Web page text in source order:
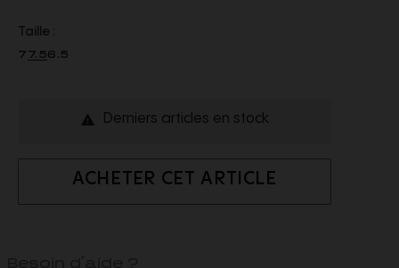
Taille :
77.56.5
 Derniers articles en stock
ACHETER CET ARTICLE